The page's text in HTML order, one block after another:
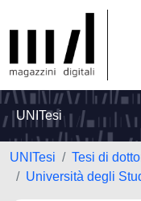
UNITesi
UNITesi
Tesi di
Università degli